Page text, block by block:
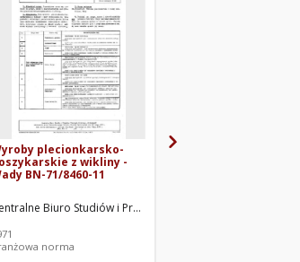
w Warszawie. Oprac.
Drobnego "Drobprojekt". Oprac.
plecionkarsko-
z wikliny -
BN-71/8460-11
Biuro Studiów i Projektów Przemysłu Drobnego
norma